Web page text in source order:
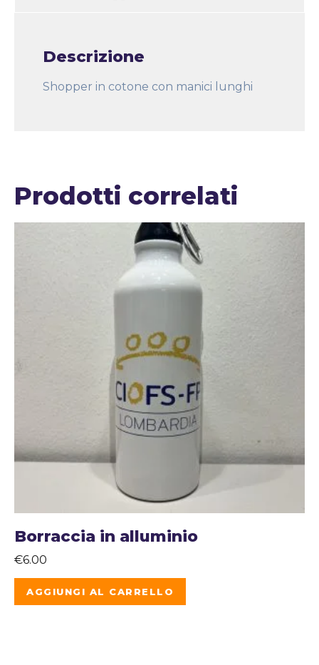
Descrizione
Shopper in cotone con manici lunghi
Prodotti correlati
Borraccia in alluminio
€6.00
AGGIUNGI AL CARRELLO